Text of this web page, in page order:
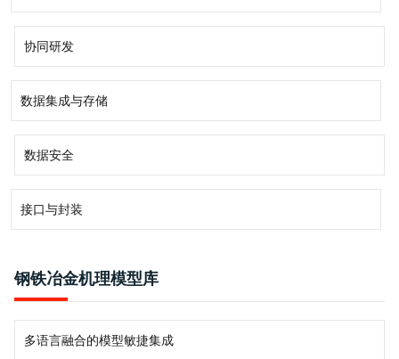
协同研发
数据集成与存储
数据安全
接口与封装
钢铁冶金机理模型库
多语言融合的模型敏捷集成